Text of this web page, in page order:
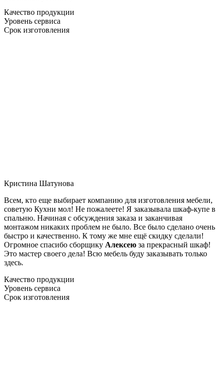
Качество продукции
Уровень сервиса
Срок изготовления
Кристина Шатунова
Всем, кто еще выбирает компанию для изготовления мебели,
советую Кухни мол! Не пожалеете! Я заказывала шкаф-купе в
спальню. Начиная с обсуждения заказа и заканчивая
монтажом никаких проблем не было. Все было сделано очень
быстро и качественно. К тому же мне ещё скидку сделали!
Огромное спасибо сборщику Алексею за прекрасный шкаф!
Это мастер своего дела! Всю мебель буду заказывать только
здесь.
Качество продукции
Уровень сервиса
Срок изготовления